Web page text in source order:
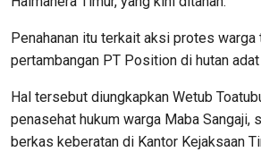
Penahanan itu terkait aksi protes
pertambangan PT Position di hutan
Hal tersebut diungkapkan Wetub
penasehat hukum warga Maba Sangaji,
berkas keberatan di Kantor Kejaksaan